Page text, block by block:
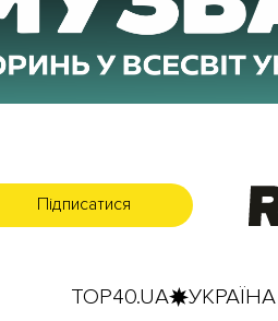
Підписатися
TOP40.UA